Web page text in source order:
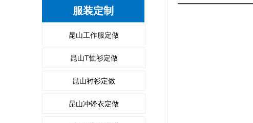
服装定制
昆山工作服定做
昆山T恤衫定做
昆山衬衫定做
昆山冲锋衣定做